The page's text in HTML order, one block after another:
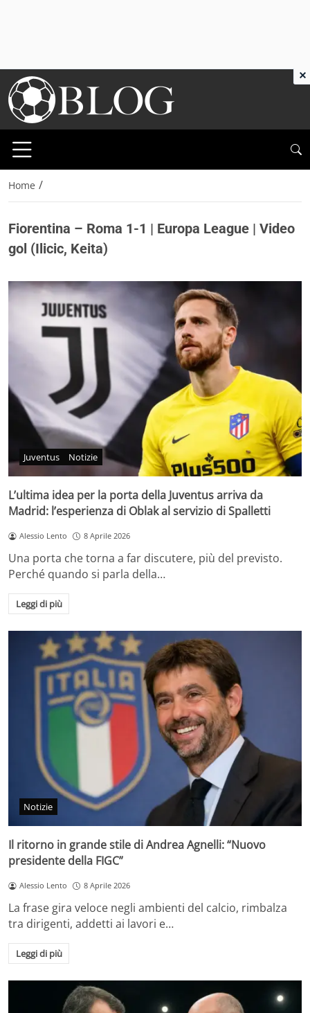
Home /
Fiorentina – Roma 1-1 | Europa League | Video
gol (Ilicic, Keita)
Juventus Notizie
L’ultima idea per la porta della Juventus arriva da
Madrid: l’esperienza di Oblak al servizio di Spalletti
Alessio Lento 8 Aprile 2026
Una porta che torna a far discutere, più del previsto.
Perché quando si parla della…
Leggi di più
Notizie
Il ritorno in grande stile di Andrea Agnelli: “Nuovo
presidente della FIGC”
Alessio Lento 8 Aprile 2026
La frase gira veloce negli ambienti del calcio, rimbalza
tra dirigenti, addetti ai lavori e…
Leggi di più
×